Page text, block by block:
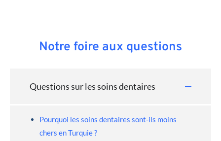
Notre foire aux questions
Questions sur les soins dentaires
Pourquoi les soins dentaires sont-ils moins
chers en Turquie ?